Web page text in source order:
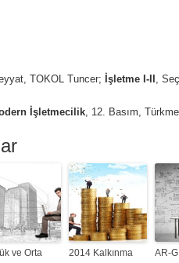
TOKOL Tuncer; İşletme I-II ,
İşletmecilik, 12. Basım,
ve Orta
2014 Kalkınma
AR-